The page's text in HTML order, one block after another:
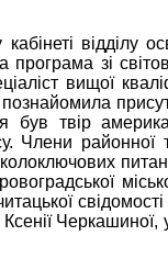
відділу
програма зі
вищої
познайомила
твір
Члени районної
Черкашиної,